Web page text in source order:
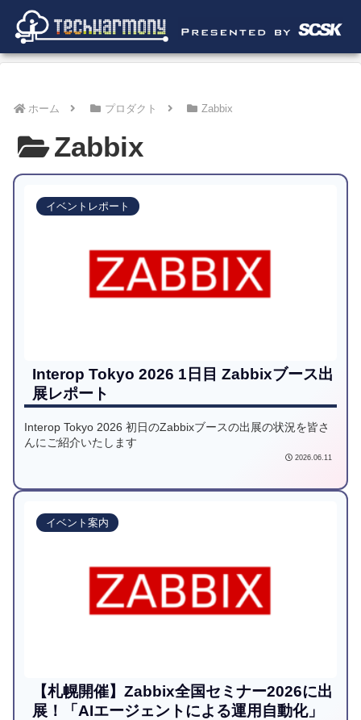
ホーム プロダクト Zabbix
Zabbix
イベントレポート
Interop Tokyo 2026 1日目 Zabbixブース出
展レポート
Interop Tokyo 2026 初日のZabbixブースの出展の状況を皆さ
んにご紹介いたします
2026.06.11
イベント案内
【札幌開催】Zabbix全国セミナー2026に出
展！「AIエージェントによる運用自動化」